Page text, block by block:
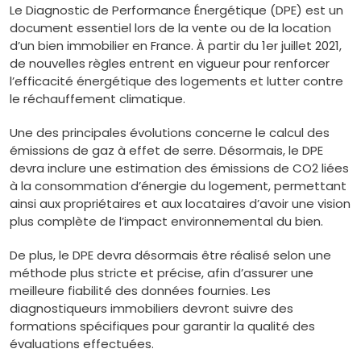
Le Diagnostic de Performance Énergétique (DPE) est un
document essentiel lors de la vente ou de la location
d’un bien immobilier en France. À partir du 1er juillet 2021,
de nouvelles règles entrent en vigueur pour renforcer
l’efficacité énergétique des logements et lutter contre
le réchauffement climatique.
Une des principales évolutions concerne le calcul des
émissions de gaz à effet de serre. Désormais, le DPE
devra inclure une estimation des émissions de CO2 liées
à la consommation d’énergie du logement, permettant
ainsi aux propriétaires et aux locataires d’avoir une vision
plus complète de l’impact environnemental du bien.
De plus, le DPE devra désormais être réalisé selon une
méthode plus stricte et précise, afin d’assurer une
meilleure fiabilité des données fournies. Les
diagnostiqueurs immobiliers devront suivre des
formations spécifiques pour garantir la qualité des
évaluations effectuées.